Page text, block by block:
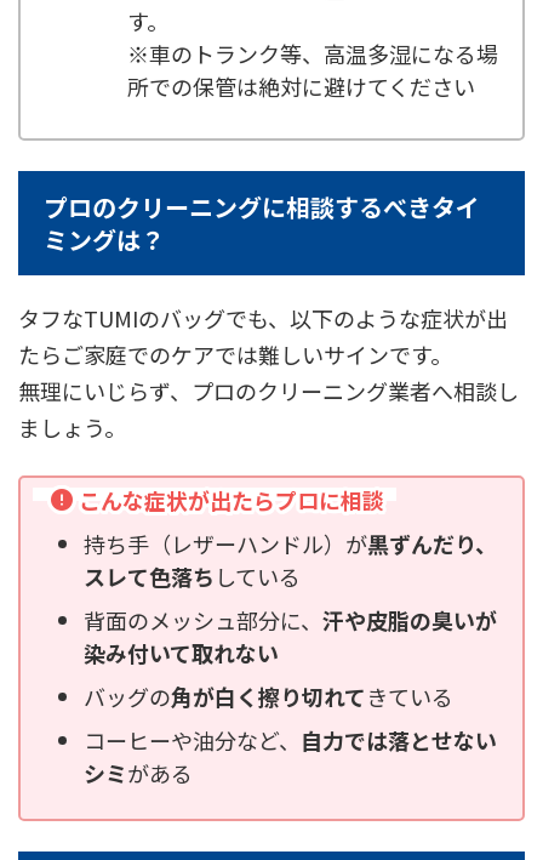
す。
※車のトランク等、高温多湿になる場
所での保管は絶対に避けてください
プロのクリーニングに相談するべきタイ
ミングは？
タフなTUMIのバッグでも、以下のような症状が出
たらご家庭でのケアでは難しいサインです。
無理にいじらず、プロのクリーニング業者へ相談し
ましょう。
こんな症状が出たらプロに相談
持ち手（レザーハンドル）が黒ずんだり、
スレて色落ち している
背面のメッシュ部分に、 汗や皮脂の臭いが
染み付いて取れない
バッグの角が白く擦り切れてきている
コーヒーや油分など、 自力では落とせない
シミがある